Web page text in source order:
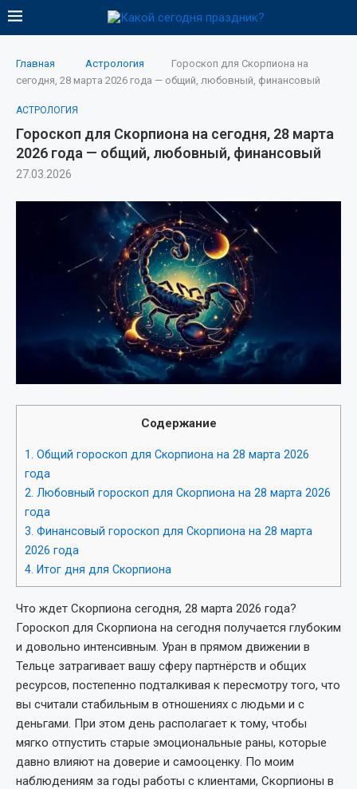
Главная Астрология
Гороскоп для Скорпиона на
сегодня, 28 марта 2026 года — общий, любовный, финансовый
АСТРОЛОГИЯ
Гороскоп для Скорпиона на сегодня, 28 марта
2026 года — общий, любовный, финансовый
27.03.2026
Содержание
1.
Общий гороскоп для Скорпиона на 28 марта 2026
года
2. Любовный гороскоп для Скорпиона на 28 марта 2026
года
3. Финансовый гороскоп для Скорпиона на 28 марта
2026 года
4. Итог дня для Скорпиона
Что ждет Скорпиона сегодня, 28 марта 2026 года?
Гороскоп для Скорпиона на сегодня получается глубоким
и довольно интенсивным. Уран в прямом движении в
Тельце затрагивает вашу сферу партнёрств и общих
ресурсов, постепенно подталкивая к пересмотру того, что
вы считали стабильным в отношениях с людьми и с
деньгами. При этом день располагает к тому, чтобы
мягко отпустить старые эмоциональные раны, которые
давно влияют на доверие и самооценку. По моим
наблюдениям за годы работы с клиентами, Скорпионы в